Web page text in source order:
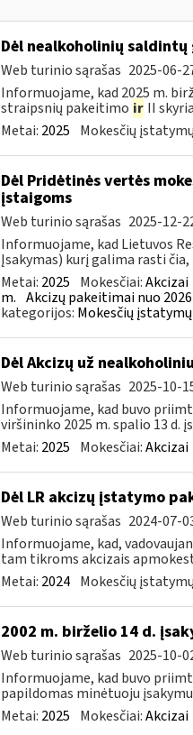
Dėl nealkoholinių saldintų
Web turinio sąrašas 2025-06-
Informuojame, kad 2025 m.
straipsnių pakeitimo ir II
Metai: 2025 Mokesčių
Dėl Pridėtinės vertės
įstaigoms
Web turinio sąrašas 2025-12-
Informuojame, kad Lietuvos
Įsakymas) kurį galima rasti
Metai: 2025 Mokesčiai:Akcizai
m. Akcizų pakeitimai nuo
kategorijos: Mokesčių
Dėl Akcizų už
Web turinio sąrašas 2025-10-
Informuojame, kad buvo
viršininko 2025 m. spalio 13 d.
Metai: 2025 Mokesčiai:Akcizai
Dėl LR akcizų įstatymo
Web turinio sąrašas 2024-07-
Informuojame, kad,
tam tikroms akcizais
Metai: 2024 Mokesčių
2002 m. birželio 14 d.
Web turinio sąrašas 2025-10-
Informuojame, kad buvo
papildomas minėtuoju
Metai: 2025 Mokesčiai:Akcizai